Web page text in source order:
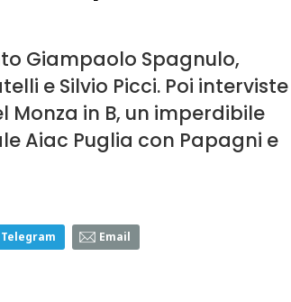
Giampaolo Spagnulo,
e Silvio Picci. Poi interviste
Monza in B, un imperdibile
Aiac Puglia con Papagni e
Telegram Email